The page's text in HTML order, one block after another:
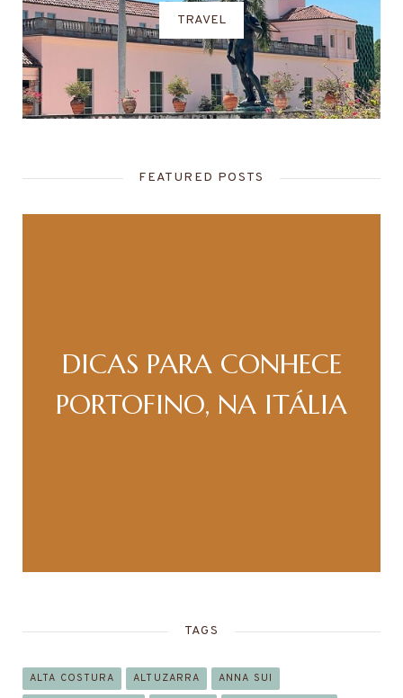
TRAVEL
FEATURED POSTS
DICAS PARA CONHECE
PORTOFINO, NA ITÁLIA
TAGS
ALTA COSTURA ALTUZARRA ANNA SUI